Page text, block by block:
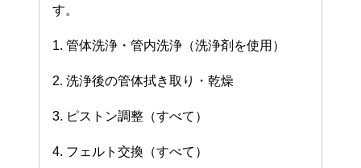
す。
1. 管体洗浄・管内洗浄（洗浄剤を使用）
2. 洗浄後の管体拭き取り・乾燥
3. ピストン調整（すべて）
4. フェルト交換（すべて）